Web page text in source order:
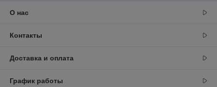
О нас
Контакты
Доставка и оплата
График работы